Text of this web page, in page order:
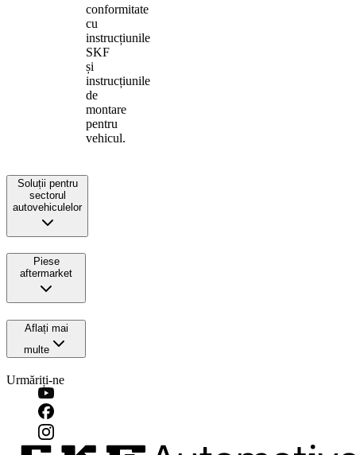
conformitate
cu
instrucțiunile
SKF
și
instrucțiunile
de
montare
pentru
vehicul.
Soluții pentru
sectorul
autovehiculelor
Piese
aftermarket
Aflați mai
multe
Urmăriți-ne